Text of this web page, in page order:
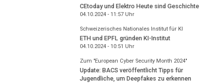
CEtoday und Elektro Heute sind Geschichte
04.10.2024 - 11:57Uhr
Schweizerisches Nationales Institut für KI
ETH und EPFL gründen KI-Institut
04.10.2024 - 10:51 Uhr
Zum "European Cyber Security Month 2024"
Update: BACS veröffentlicht Tipps für
Jugendliche, um Deepfakes zu erkennen